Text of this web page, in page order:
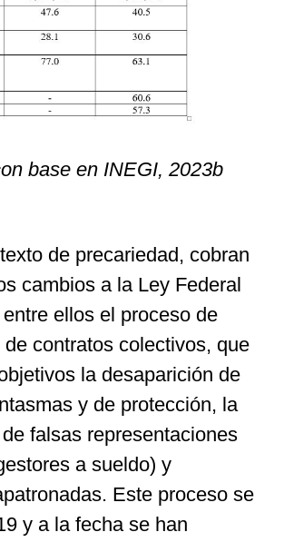
base en INEGI, 2023b
de precariedad, cobran
cambios a la Ley Federal
ellos el proceso de
de contratos colectivos, que
la desaparición de
y de protección, la
falsas representaciones
a sueldo) y
Este proceso se
y a la fecha se han